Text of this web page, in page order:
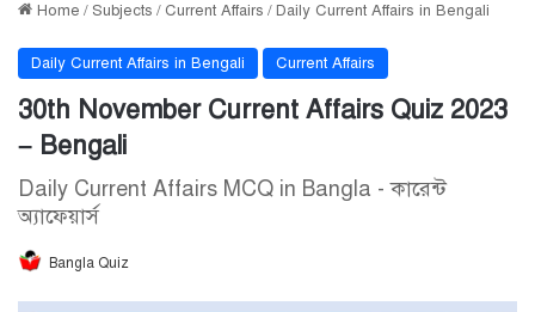
Home / Subjects / Current Affairs /Daily Current Affairs in Bengali
Daily Current Affairs in Bengali Current Affairs
30th November Current Affairs Quiz 2023
– Bengali
Daily Current Affairs MCQ in Bangla - কারেন্ট
অ্যাফেয়ার্স
Bangla Quiz